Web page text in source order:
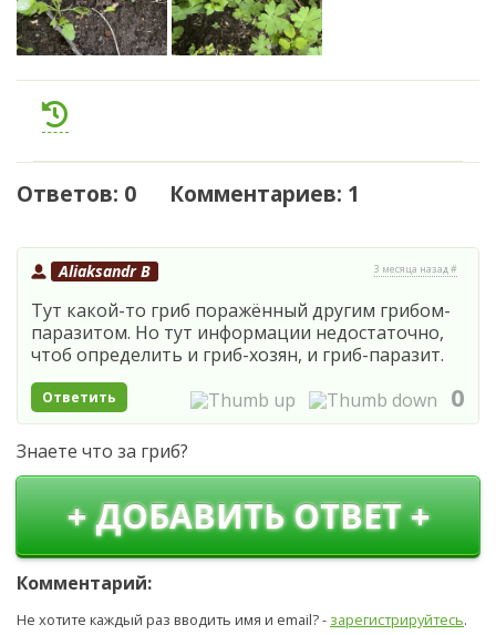
Ответов: 0 Комментариев: 1
Aliaksandr B 3 месяца назад #
Тут какой-то гриб поражённый другим грибом-
паразитом. Но тут информации недостаточно,
чтоб определить и гриб-хозян, и гриб-паразит.
Ответить 0
Знаете что за гриб?
+ ДОБАВИТЬ ОТВЕТ +
Комментарий:
Не хотите каждый раз вводить имя и email? - зарегистрируйтесь.